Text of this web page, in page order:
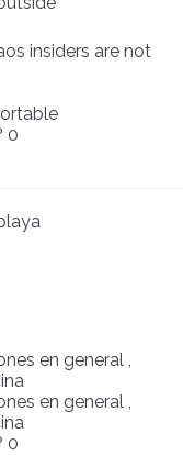
insiders are not
0
en general ,
en general ,
0